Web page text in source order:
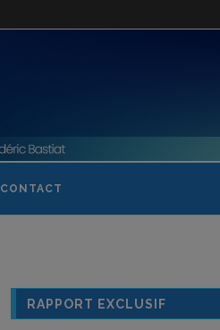
CONTACT
RAPPORT EXCLUSIF